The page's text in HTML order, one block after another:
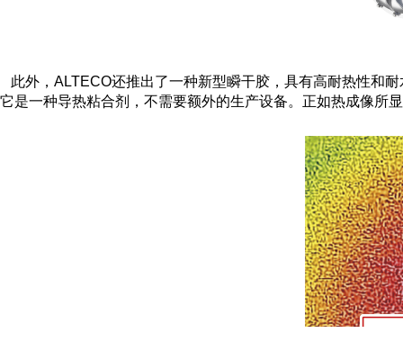
此外， ALTECO还推出了一种新型瞬干胶，具有高耐热性和
它是一种导热粘合剂，不需要额外的生产设备。正如热成像所